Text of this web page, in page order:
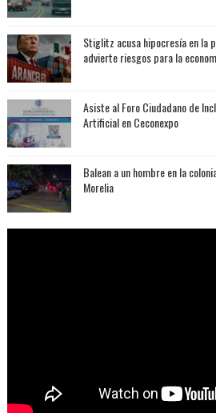
Stiglitz acusa hipocresía en la
advierte riesgos para la
Asiste al Foro Ciudadano de
Artificial en Ceconexpo
Balean a un hombre en la
Morelia